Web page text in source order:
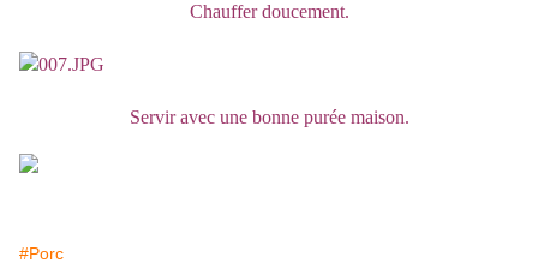
Chauffer doucement.
Servir avec une bonne purée maison.
#Porc